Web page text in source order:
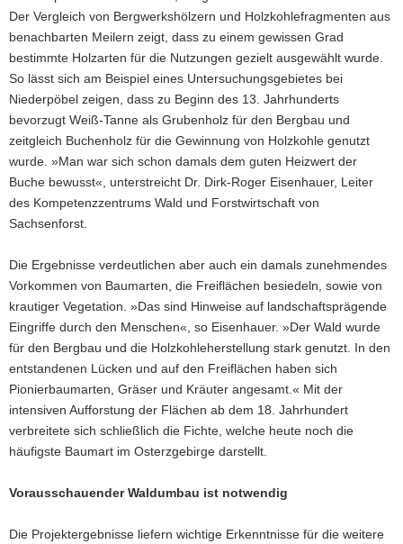
Der Vergleich von Bergwerkshölzern und Holzkohlefragmenten aus
benachbarten Meilern zeigt, dass zu einem gewissen Grad
bestimmte Holzarten für die Nutzungen gezielt ausgewählt wurde.
So lässt sich am Beispiel eines Untersuchungsgebietes bei
Niederpöbel zeigen, dass zu Beginn des 13. Jahrhunderts
bevorzugt Weiß-Tanne als Grubenholz für den Bergbau und
zeitgleich Buchenholz für die Gewinnung von Holzkohle genutzt
wurde. »Man war sich schon damals dem guten Heizwert der
Buche bewusst«, unterstreicht Dr. Dirk-Roger Eisenhauer, Leiter
des Kompetenzzentrums Wald und Forstwirtschaft von
Sachsenforst.
Die Ergebnisse verdeutlichen aber auch ein damals zunehmendes
Vorkommen von Baumarten, die Freiflächen besiedeln, sowie von
krautiger Vegetation. »Das sind Hinweise auf landschaftsprägende
Eingriffe durch den Menschen«, so Eisenhauer. »Der Wald wurde
für den Bergbau und die Holzkohleherstellung stark genutzt. In den
entstandenen Lücken und auf den Freiflächen haben sich
Pionierbaumarten, Gräser und Kräuter angesamt.« Mit der
intensiven Aufforstung der Flächen ab dem 18. Jahrhundert
verbreitete sich schließlich die Fichte, welche heute noch die
häufigste Baumart im Osterzgebirge darstellt.
Vorausschauender Waldumbau ist notwendig
Die Projektergebnisse liefern wichtige Erkenntnisse für die weitere